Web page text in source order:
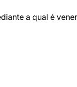
a qual é